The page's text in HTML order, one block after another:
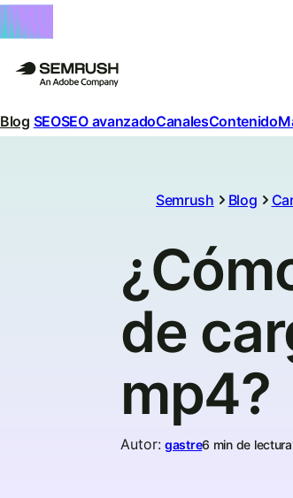
Blog SEOSEO avanzadoCanalesContenido
Semrush Blog
de
mp4?
Autor: gastre6 min de lectura